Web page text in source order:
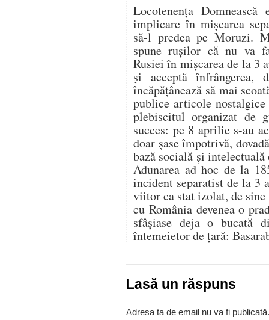
Locotenenţa
implicare în mişcarea
să-l predea pe Moruzi.
spune ruşilor că nu va
Rusiei în mişcarea de la 3
şi acceptă înfrângerea,
încăpăţânează să mai
publice articole
plebiscitul organizat de
succes: pe 8 aprilie s-au
doar șase împotrivă,
bază socială şi
Adunarea ad hoc de la
incident separatist de la 3
viitor ca stat izolat, de sine
cu România devenea o
sfâşiase deja o bucată
întemeietor de ţară:
Lasă un răspuns
Adresa ta de email nu va fi publicată.